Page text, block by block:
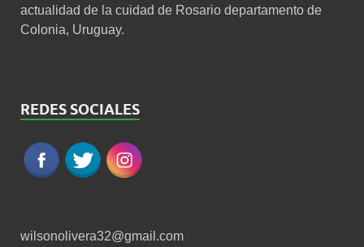
actualidad de la cuidad de Rosario departamento de
Colonia, Uruguay.
REDES SOCIALES
wilsonolivera32@gmail.com